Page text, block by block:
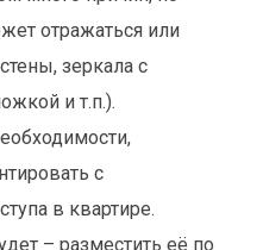
отражаться или
зеркала с
и т.п.).
с
в квартире.
– разместить её по